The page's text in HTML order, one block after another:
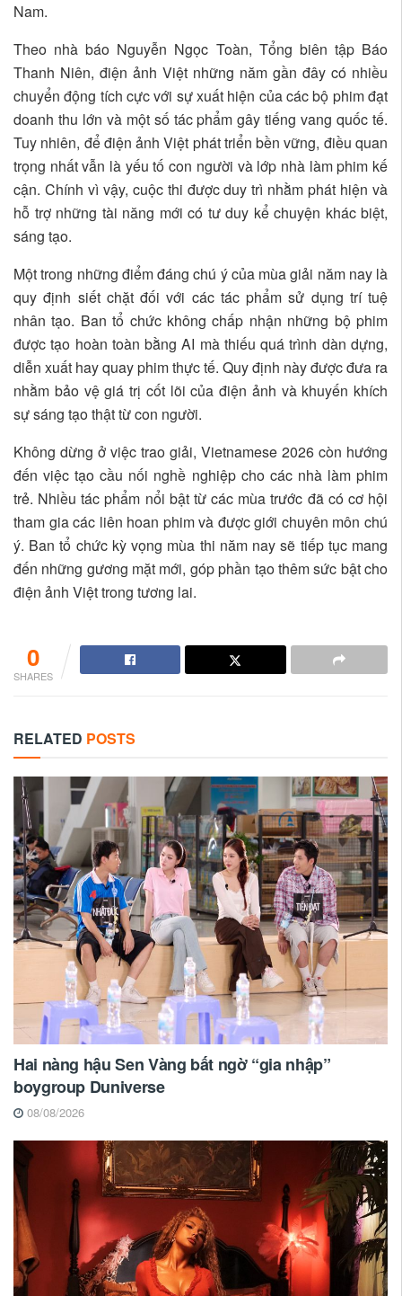
Nam.
Theo nhà báo Nguyễn Ngọc Toàn, Tổng biên tập Báo
Thanh Niên, điện ảnh Việt những năm gần đây có nhiều
chuyển động tích cực với sự xuất hiện của các bộ phim đạt
doanh thu lớn và một số tác phẩm gây tiếng vang quốc tế.
Tuy nhiên, để điện ảnh Việt phát triển bền vững, điều quan
trọng nhất vẫn là yếu tố con người và lớp nhà làm phim kế
cận. Chính vì vậy, cuộc thi được duy trì nhằm phát hiện và
hỗ trợ những tài năng mới có tư duy kể chuyện khác biệt,
sáng tạo.
Một trong những điểm đáng chú ý của mùa giải năm nay là
quy định siết chặt đối với các tác phẩm sử dụng trí tuệ
nhân tạo. Ban tổ chức không chấp nhận những bộ phim
được tạo hoàn toàn bằng AI mà thiếu quá trình dàn dựng,
diễn xuất hay quay phim thực tế. Quy định này được đưa ra
nhằm bảo vệ giá trị cốt lõi của điện ảnh và khuyến khích
sự sáng tạo thật từ con người.
Không dừng ở việc trao giải, Vietnamese 2026 còn hướng
đến việc tạo cầu nối nghề nghiệp cho các nhà làm phim
trẻ. Nhiều tác phẩm nổi bật từ các mùa trước đã có cơ hội
tham gia các liên hoan phim và được giới chuyên môn chú
ý. Ban tổ chức kỳ vọng mùa thi năm nay sẽ tiếp tục mang
đến những gương mặt mới, góp phần tạo thêm sức bật cho
điện ảnh Việt trong tương lai.
0
SHARES
RELATED POSTS
Hai nàng hậu Sen Vàng bất ngờ “gia nhập”
boygroup Duniverse
08/08/2026